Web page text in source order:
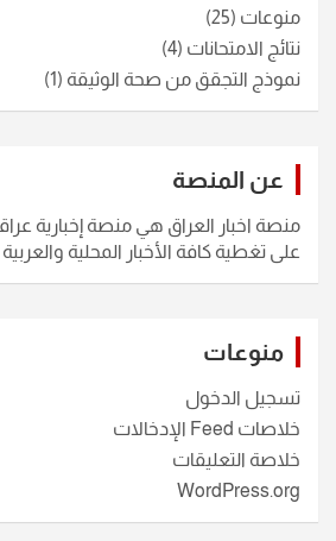
منوعات (25)
نتائج الامتحانات (4)
نموذج التجقق من صحة الوثيقة (1)
عن المنصة
منصة اخبار العراق هي منصة إخبارية
على تغطية كافة الأخبار المحلية والعربية
منوعات
تسجيل الدخول
خلاصات Feed الإدخالات
خلاصة التعليقات
WordPress.org